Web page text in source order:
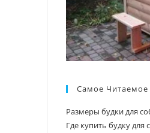
Где купить будку для
Будка для ОВЧАРКИ